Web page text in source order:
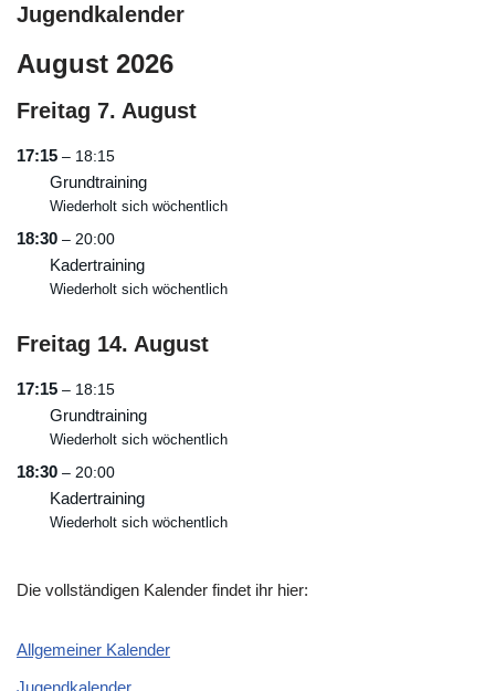
Jugendkalender
August 2026
Freitag 7. August
17:15 – 18:15
Grundtraining
Wiederholt sich wöchentlich
18:30 – 20:00
Kadertraining
Wiederholt sich wöchentlich
Freitag 14. August
17:15 – 18:15
Grundtraining
Wiederholt sich wöchentlich
18:30 – 20:00
Kadertraining
Wiederholt sich wöchentlich
Die vollständigen Kalender findet ihr hier:
Allgemeiner Kalender
Jugendkalender